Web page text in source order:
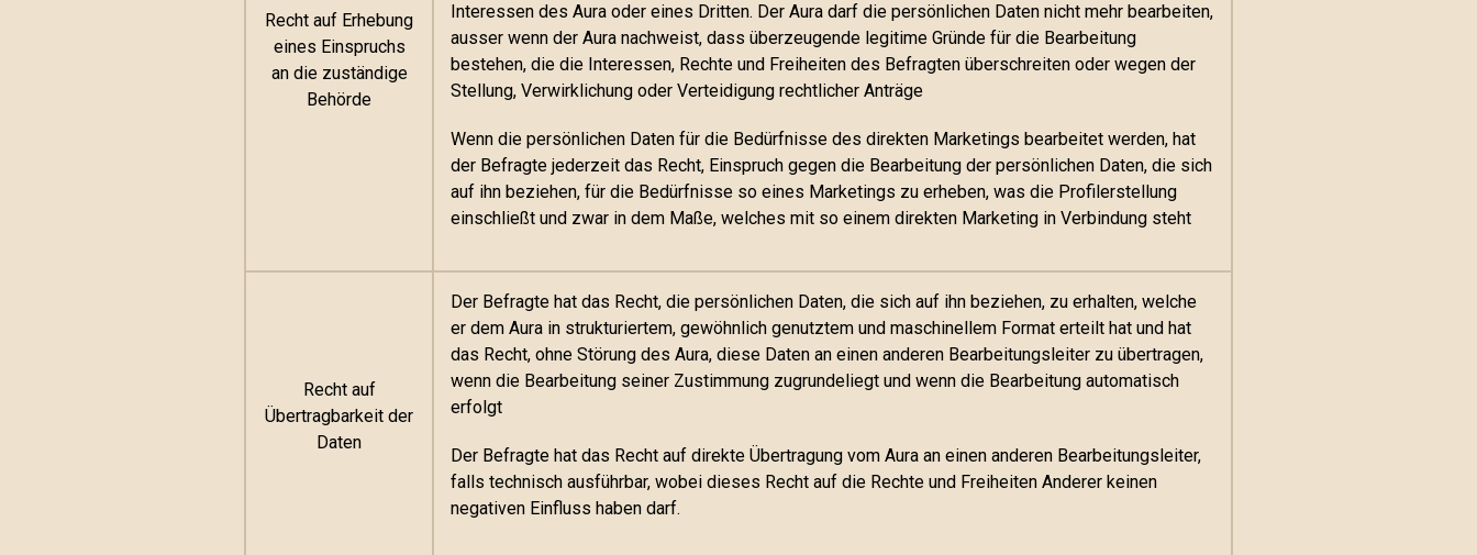
Recht auf Erhebung
eines Einspruchs
an die zuständige
Behörde
Interessen des Aura oder eines Dritten. Der Aura darf die persönlichen Daten nicht mehr bearbeiten,
ausser wenn der Aura nachweist, dass überzeugende legitime Gründe für die Bearbeitung
bestehen, die die Interessen, Rechte und Freiheiten des Befragten überschreiten oder wegen der
Stellung, Verwirklichung oder Verteidigung rechtlicher Anträge
Wenn die persönlichen Daten für die Bedürfnisse des direkten Marketings bearbeitet werden, hat
der Befragte jederzeit das Recht, Einspruch gegen die Bearbeitung der persönlichen Daten, die sich
auf ihn beziehen, für die Bedürfnisse so eines Marketings zu erheben, was die Profilerstellung
einschließt und zwar in dem Maße, welches mit so einem direkten Marketing in Verbindung steht
Recht auf
Übertragbarkeit der
Daten
Der Befragte hat das Recht, die persönlichen Daten, die sich auf ihn beziehen, zu erhalten, welche
er dem Aura in strukturiertem, gewöhnlich genutztem und maschinellem Format erteilt hat und hat
das Recht, ohne Störung des Aura, diese Daten an einen anderen Bearbeitungsleiter zu übertragen,
wenn die Bearbeitung seiner Zustimmung zugrundeliegt und wenn die Bearbeitung automatisch
erfolgt
Der Befragte hat das Recht auf direkte Übertragung vom Aura an einen anderen Bearbeitungsleiter,
falls technisch ausführbar, wobei dieses Recht auf die Rechte und Freiheiten Anderer keinen
negativen Einfluss haben darf.